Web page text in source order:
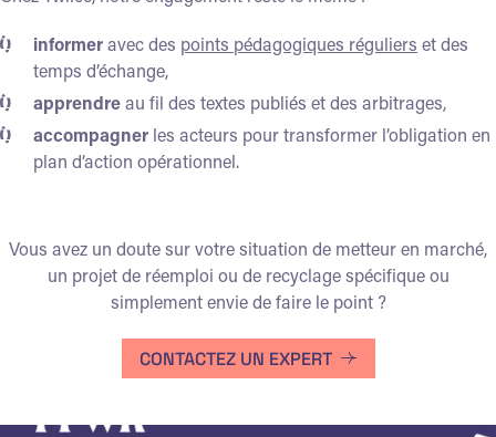
informeravec des points pédagogiques réguliers et des
temps d’échange,
apprendreau fil des textes publiés et des arbitrages,
accompagner les acteurs pour transformer l’obligation en
plan d’action opérationnel.
Vous avez un doute sur votre situation de metteur en marché,
un projet de réemploi ou de recyclage spécifique ou
simplement envie de faire le point ?
CONTACTEZ UN EXPERT